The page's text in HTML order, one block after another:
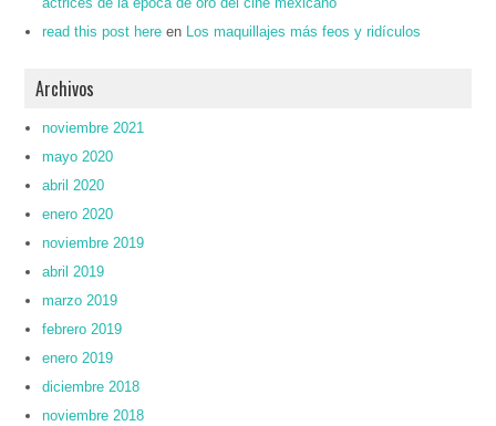
read this post here en Los maquillajes más feos y ridículos
Archivos
noviembre 2021
mayo 2020
abril 2020
enero 2020
noviembre 2019
abril 2019
marzo 2019
febrero 2019
enero 2019
diciembre 2018
noviembre 2018